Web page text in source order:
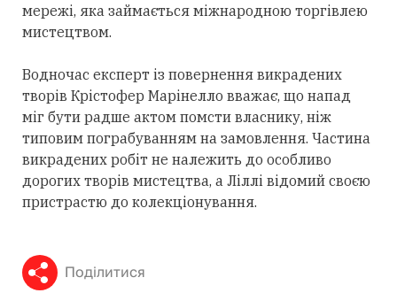
мережі, яка займається міжнародною торгівлею
мистецтвом.
Водночас експерт із повернення викрадених
творів Крістофер Марінелло вважає, що напад
міг бути радше актом помсти власнику, ніж
типовим пограбуванням на замовлення. Частина
викрадених робіт не належить до особливо
дорогих творів мистецтва, а Ліллі відомий своєю
пристрастю до колекціонування.
Поділитися